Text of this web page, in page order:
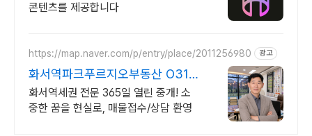
콘텐츠를 제공합니다
https://map.naver.com/p/entry/place/2011256980 광고
화서역파크푸르지오부동산 O31
258 8949
화서역세권 전문 365일 열린 중개! 소
중한 꿈을 현실로, 매물접수/상담 환영